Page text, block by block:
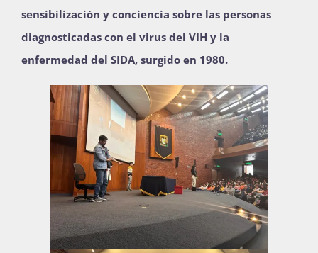
sensibilización y conciencia sobre las personas
diagnosticadas con el virus del VIH y la
enfermedad del SIDA, surgido en 1980.